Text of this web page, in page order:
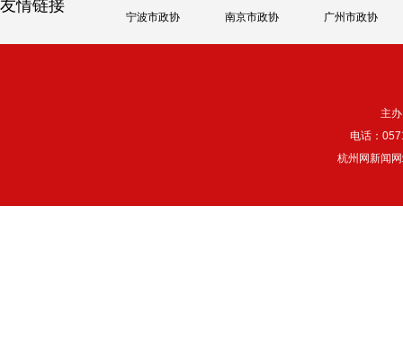
友情链接
宁波市政协 南京市政协 广州市政协
主
电话：
杭州网新闻